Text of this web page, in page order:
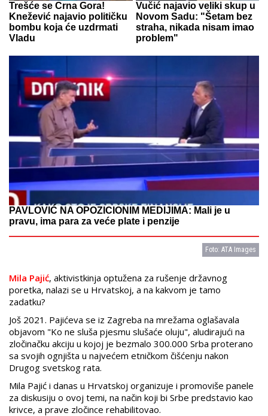
Foto: ATA Images
Trešće se Crna Gora!
Knežević najavio političku
bombu koja će uzdrmati
Vladu
Vučić najavio veliki skup u
Novom Sadu: "Šetam bez
straha, nikada nisam imao
problem"
PAVLOVIĆ NA OPOZICIONIM MEDIJIMA: Mali je u
pravu, ima para za veće plate i penzije
Mila Pajić, aktivistkinja optužena za rušenje državnog
poretka, nalazi se u Hrvatskoj, a na kakvom je tamo
zadatku?
Još 2021. Pajićeva se iz Zagreba na mrežama oglašavala
objavom "Ko ne sluša pjesmu slušaće oluju", aludirajući na
zločinačku akciju u kojoj je bezmalo 300.000 Srba proterano
sa svojih ognjišta u najvećem etničkom čišćenju nakon
Drugog svetskog rata.
Mila Pajić i danas u Hrvatskoj organizuje i promoviše panele
za diskusiju o ovoj temi, na način koji bi Srbe predstavio kao
krivce, a prave zločince rehabilitovao.